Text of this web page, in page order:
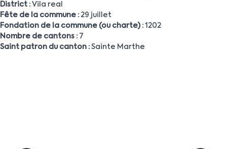
District : Vila real
Fête de la commune : 29 juillet
Fondation de la commune (ou charte) : 1202
Nombre de cantons : 7
Saint patron du canton : Sainte Marthe